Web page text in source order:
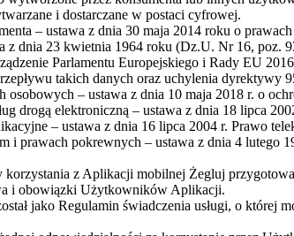
i dostarczane w postaci cyfrowej.
– ustawa z dnia 30 maja 2014 roku o
z dnia 23 kwietnia 1964 roku (Dz.U. Nr 16, poz.
Parlamentu Europejskiego i Rady EU
takich danych oraz uchylenia dyrektywy
osobowych – ustawa z dnia 10 maja 2018 r. o
drogą elektroniczną – ustawa z dnia 18 lipca
– ustawa z dnia 16 lipca 2004 r. Prawo
i prawach pokrewnych – ustawa z dnia 4 lutego
korzystania z Aplikacji mobilnej Żegluj
i obowiązki Użytkowników Aplikacji.
jako Regulamin świadczenia usługi, o